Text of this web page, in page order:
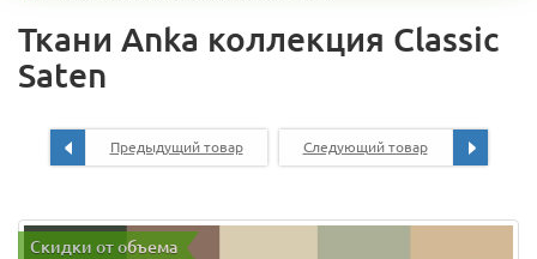
Ткани Anka коллекция Classic
Saten
Предыдущий товар Следующий товар
Скидки от объема